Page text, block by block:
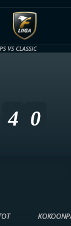
VS CLASSIC
4 0